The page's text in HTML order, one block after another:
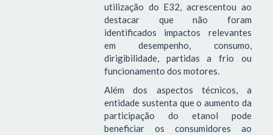
utilização do E32, acrescentou ao
destacar que não foram
identificados impactos relevantes
em desempenho, consumo,
dirigibilidade, partidas a frio ou
funcionamento dos motores.
Além dos aspectos técnicos, a
entidade sustenta que o aumento da
participação do etanol pode
beneficiar os consumidores ao